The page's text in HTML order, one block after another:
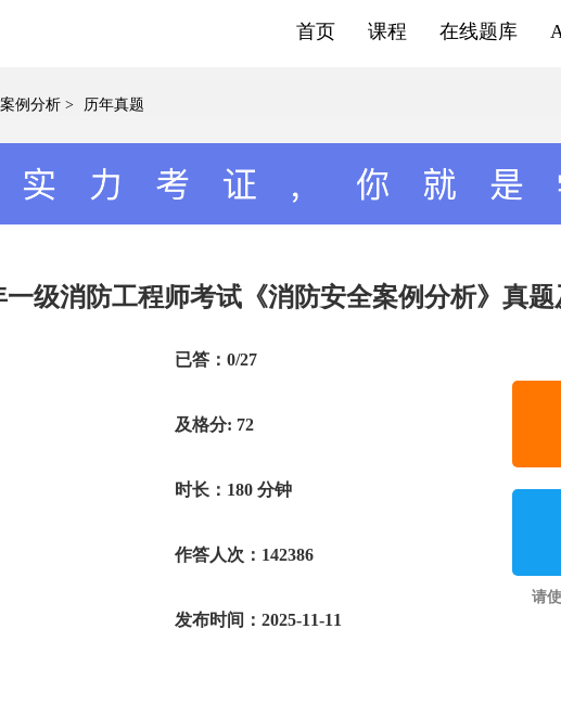
在线题库
课程
首页
例分析 > 历年真题
一级消防工程师考试《消防安全案例分析》真
已答：0/27
及格分: 72
时长：180 分钟
作答人次：142386
发布时间：2025-11-11
请